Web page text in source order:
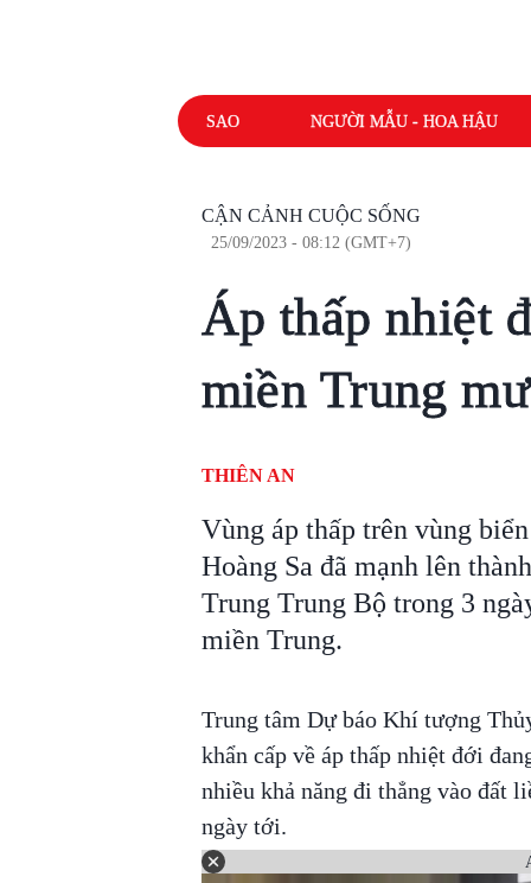
SAO NGƯỜI MẪU - HOA HẬU
CẬN CẢNH CUỘC SỐNG
25/09/2023 - 08:12 (GMT+7)
Áp thấp nhiệt
miền Trung
THIÊN AN
Vùng áp thấp trên vùng
Hoàng Sa đã mạnh lên
Trung Trung Bộ trong 3
miền Trung.
Trung tâm Dự báo Khí tượng
khẩn cấp về áp thấp nhiệt đới
nhiều khả năng đi thẳng vào đất
ngày tới.